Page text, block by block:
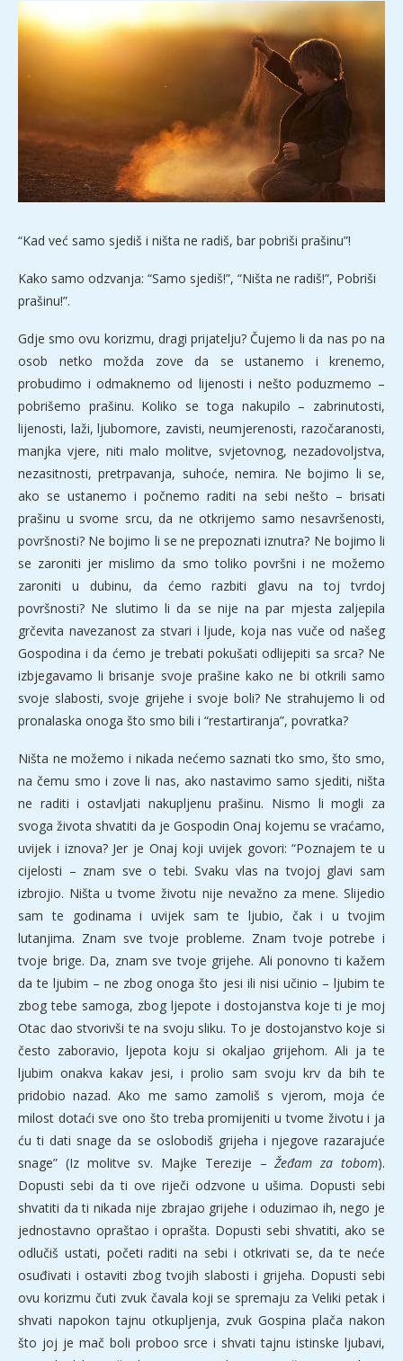
“Kad već samo sjediš i ništa ne radiš, bar pobriši prašinu”!
Kako samo odzvanja: “Samo sjediš!”, “Ništa ne radiš!”, Pobriši
prašinu!”.
Gdje smo ovu korizmu, dragi prijatelju? Čujemo li da nas po na
osob netko možda zove da se ustanemo i krenemo,
probudimo i odmaknemo od lijenosti i nešto poduzmemo –
pobrišemo prašinu. Koliko se toga nakupilo – zabrinutosti,
lijenosti, laži, ljubomore, zavisti, neumjerenosti, razočaranosti,
manjka vjere, niti malo molitve, svjetovnog, nezadovoljstva,
nezasitnosti, pretrpavanja, suhoće, nemira. Ne bojimo li se,
ako se ustanemo i počnemo raditi na sebi nešto – brisati
prašinu u svome srcu, da ne otkrijemo samo nesavršenosti,
površnosti? Ne bojimo li se ne prepoznati iznutra? Ne bojimo li
se zaroniti jer mislimo da smo toliko površni i ne možemo
zaroniti u dubinu, da ćemo razbiti glavu na toj tvrdoj
površnosti? Ne slutimo li da se nije na par mjesta zaljepila
grčevita navezanost za stvari i ljude, koja nas vuče od našeg
Gospodina i da ćemo je trebati pokušati odlijepiti sa srca? Ne
izbjegavamo li brisanje svoje prašine kako ne bi otkrili samo
svoje slabosti, svoje grijehe i svoje boli? Ne strahujemo li od
pronalaska onoga što smo bili i “restartiranja”, povratka?
Ništa ne možemo i nikada nećemo saznati tko smo, što smo,
na čemu smo i zove li nas, ako nastavimo samo sjediti, ništa
ne raditi i ostavljati nakupljenu prašinu. Nismo li mogli za
svoga života shvatiti da je Gospodin Onaj kojemu se vraćamo,
uvijek i iznova? Jer je Onaj koji uvijek govori: “Poznajem te u
cijelosti – znam sve o tebi. Svaku vlas na tvojoj glavi sam
izbrojio. Ništa u tvome životu nije nevažno za mene. Slijedio
sam te godinama i uvijek sam te ljubio, čak i u tvojim
lutanjima. Znam sve tvoje probleme. Znam tvoje potrebe i
tvoje brige. Da, znam sve tvoje grijehe. Ali ponovno ti kažem
da te ljubim – ne zbog onoga što jesi ili nisi učinio – ljubim te
zbog tebe samoga, zbog ljepote i dostojanstva koje ti je moj
Otac dao stvorivši te na svoju sliku. To je dostojanstvo koje si
često zaboravio, ljepota koju si okaljao grijehom. Ali ja te
ljubim onakva kakav jesi, i prolio sam svoju krv da bih te
pridobio nazad. Ako me samo zamoliš s vjerom, moja će
milost dotaći sve ono što treba promijeniti u tvome životu i ja
ću ti dati snage da se oslobodiš grijeha i njegove razarajuće
snage” (Iz molitve sv. Majke Terezije –Žeđam za tobom).
Dopusti sebi da ti ove riječi odzvone u ušima. Dopusti sebi
shvatiti da ti nikada nije zbrajao grijehe i oduzimao ih, nego je
jednostavno opraštao i oprašta. Dopusti sebi shvatiti, ako se
odlučiš ustati, početi raditi na sebi i otkrivati se, da te neće
osuđivati i ostaviti zbog tvojih slabosti i grijeha. Dopusti sebi
ovu korizmu čuti zvuk čavala koji se spremaju za Veliki petak i
shvati napokon tajnu otkupljenja, zvuk Gospina plača nakon
što joj je mač boli proboo srce i shvati tajnu istinske ljubavi,